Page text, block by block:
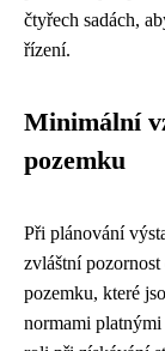
čtyřech sadách,
řízení.
Minimální
pozemku
Při plánování
zvláštní
pozemku, které
normami